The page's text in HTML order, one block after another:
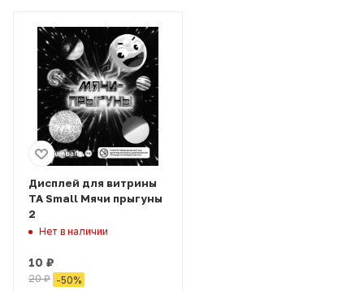
Дисплей для витрины
ТА Small Мячи прыгуны
2
Нет в наличии
10 ₽
20₽ -50%